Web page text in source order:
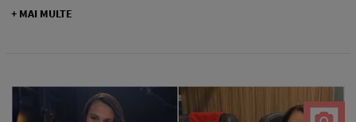
+ MAI MULTE